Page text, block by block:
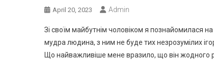
April 20, 2023 Admin
Зі своїм майбутнім чоловіком я познайомилася
мудра людина, з ним не буде тих незрозумілих
Що найважливіше мене вразило, що він жодного